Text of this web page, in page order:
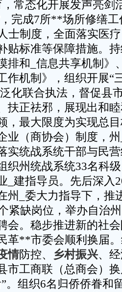
常态化开展发声亮剑
完成7所**场所修缮
士制度，全面落实医
贴标准等保障措施。
排和_信息共享机制》
作机制》，组织开展“
化联合执法，督促县
扶正祛邪，展现出和
，最大限度为实现总
业（商协会）制度，
实统战系统干部与民
织州统战系统33名科
_建指导员。先后深入
州_委大力指导下，推
紧缺岗位，举办自治
会。稳步推进新的社
革**市委会顺利换届
情防控、 乡村振兴、
市工商联（总商会）
。组织6名归侨侨眷和